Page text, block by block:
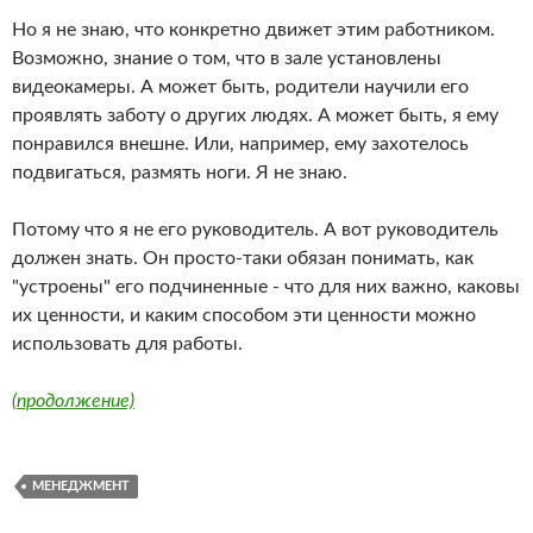
Но я не знаю, что конкретно движет этим работником.
Возможно, знание о том, что в зале установлены
видеокамеры. А может быть, родители научили его
проявлять заботу о других людях. А может быть, я ему
понравился внешне. Или, например, ему захотелось
подвигаться, размять ноги. Я не знаю.
Потому что я не его руководитель. А вот руководитель
должен знать. Он просто-таки обязан понимать, как
"устроены" его подчиненные - что для них важно, каковы
их ценности, и каким способом эти ценности можно
использовать для работы.
(продолжение)
МЕНЕДЖМЕНТ